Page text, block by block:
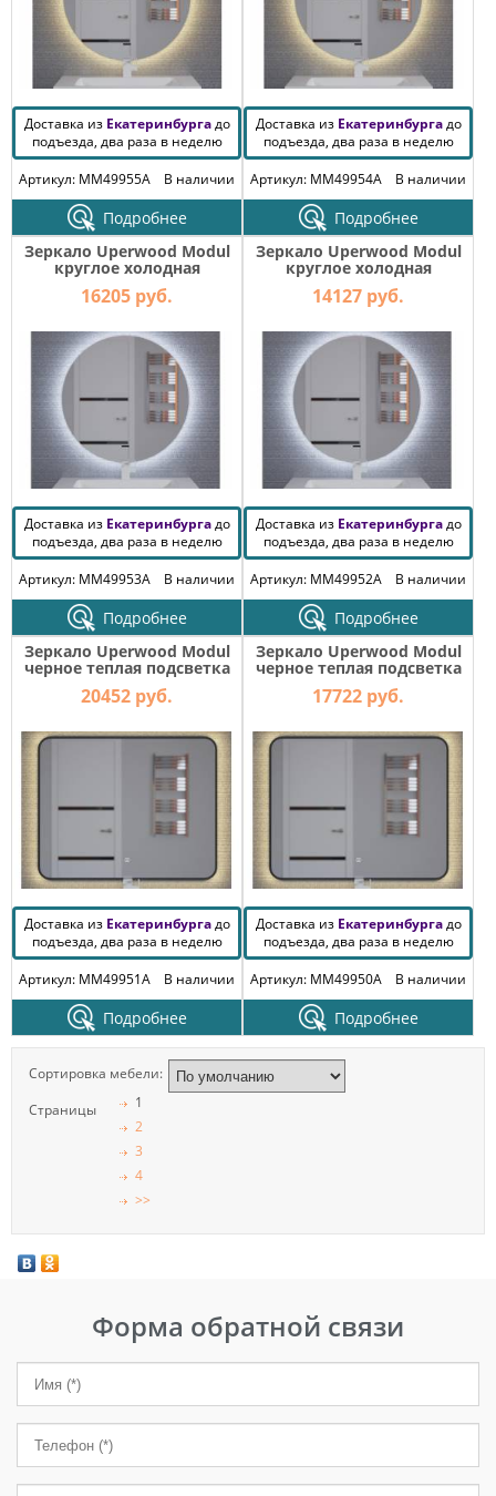
Доставка из Екатеринбургадо
подъезда, два раза в неделю
Артикул: MM49955A
В наличии
Подробнее
Доставка из Екатеринбургадо
подъезда, два раза в неделю
Артикул: MM49954A
В наличии
Подробнее
Зеркало Uperwood Modul
круглое холодная
подсветка 80х80 см
16205 руб.
Доставка из Екатеринбургадо
подъезда, два раза в неделю
Артикул: MM49953A
В наличии
Подробнее
Зеркало Uperwood Modul
круглое холодная
подсветка 65х65 см
14127 руб.
Доставка из Екатеринбургадо
подъезда, два раза в неделю
Артикул: MM49952A
В наличии
Подробнее
Зеркало Uperwood Modul
черное теплая подсветка
100х80 см
20452 руб.
Доставка из Екатеринбургадо
подъезда, два раза в неделю
Артикул: MM49951A
В наличии
Подробнее
Зеркало Uperwood Modul
черное теплая подсветка
80х80 см
17722 руб.
Доставка из Екатеринбургадо
подъезда, два раза в неделю
Артикул: MM49950A
В наличии
Подробнее
Сортировка мебели:
Страницы
1
2
3
4
>>
Форма обратной связи